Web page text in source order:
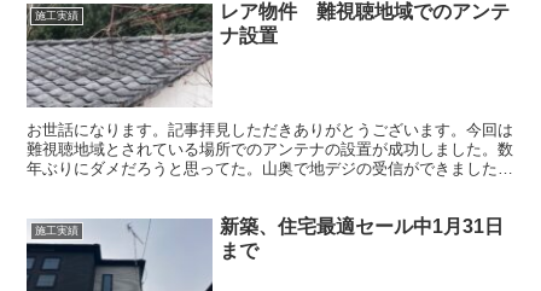
施工実績
レア物件 難視聴地域でのアンテ
ナ設置
お世話になります。記事拝見しただきありがとうございます。今回は
難視聴地域とされている場所でのアンテナの設置が成功しました。数
年ぶりにダメだろうと思ってた。山奥で地デジの受信ができましたの
施工実績
新築、住宅最適セール中1月31日
まで